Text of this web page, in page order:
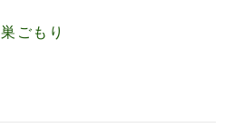
巣ごもり